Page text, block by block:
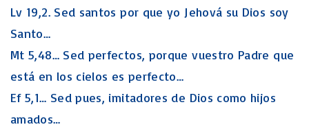
Lv 19,2. Sed santos por que yo Jehová su Dios soy
Santo…
Mt 5,48… Sed perfectos, porque vuestro Padre que
está en los cielos es perfecto…
Ef 5,1… Sed pues, imitadores de Dios como hijos
amados…